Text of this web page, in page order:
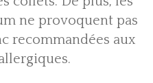
ne provoquent pas
recommandées aux